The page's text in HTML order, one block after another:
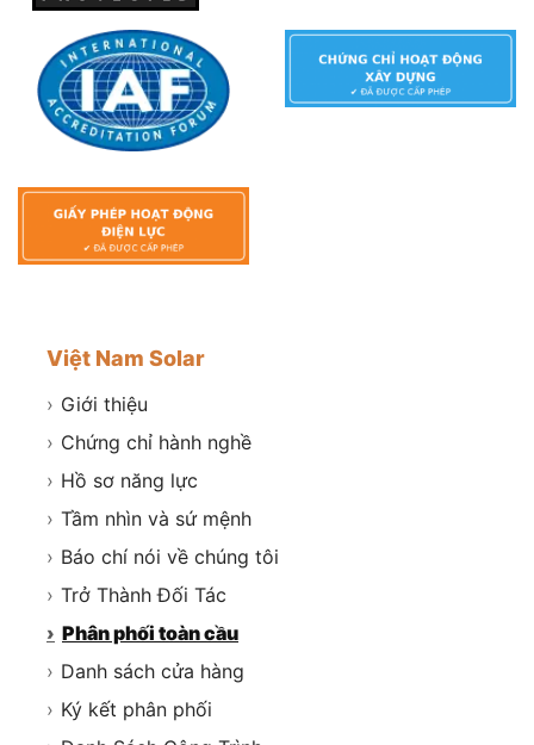
Việt Nam Solar
› Giới thiệu
› Chứng chỉ hành nghề
› Hồ sơ năng lực
› Tầm nhìn và sứ mệnh
› Báo chí nói về chúng tôi
› Trở Thành Đối Tác
› Phân phối toàn cầu
› Danh sách cửa hàng
› Ký kết phân phối